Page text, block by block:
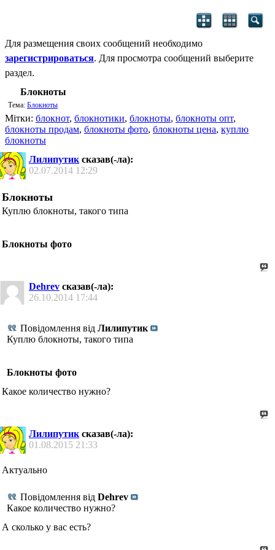
Для размещения своих сообщений необходимо
зарегистрироваться. Для просмотра сообщений выберите
раздел.
Блокноты
Тема: Блокноты
Мітки: блокнот, блокнотики, блокноты, блокноты опт,
блокноты продам, блокноты фото, блокноты цена, куплю
блокноты
Лилипутик сказав(-ла):
02.07.2014 12:29
Блокноты
Куплю блокноты, такого типа
Блокноты фото
Dehrev сказав(-ла):
26.10.2014 17:44
Повідомлення від Лилипутик
Куплю блокноты, такого типа
Блокноты фото
Какое количество нужно?
Лилипутик сказав(-ла):
01.08.2015 21:33
Актуально
Повідомлення від Dehrev
Какое количество нужно?
А сколько у вас есть?